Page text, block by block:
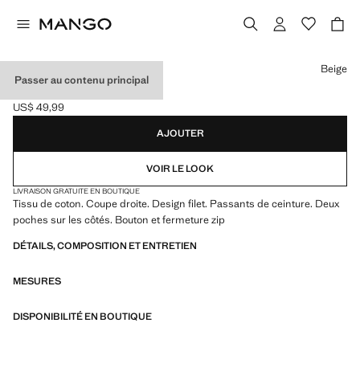
Passer au contenu principal
BERMUDA COTON
Prix actuel [US$ 49,99 ]
US$ 49,99
Choisissez une couleur
Beige
AJOUTER
VOIR LE LOOK
LIVRAISON GRATUITE EN BOUTIQUE
Tissu de coton. Coupe droite. Design filet. Passants de ceinture. Deux
poches sur les côtés. Bouton et fermeture zip
DÉTAILS, COMPOSITION ET ENTRETIEN
MESURES
DISPONIBILITÉ EN BOUTIQUE